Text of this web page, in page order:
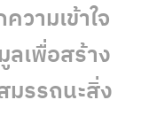
ามเข้าใจ
เพื่อสร้าง
มรรถนะสิ่ง